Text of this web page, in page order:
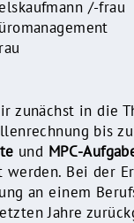
/-frau
zunächst in die
bis
und MPC-
Bei der
an einem
Jahre